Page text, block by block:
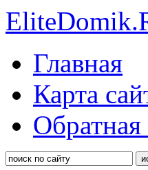
Главная
Карта
Обратная